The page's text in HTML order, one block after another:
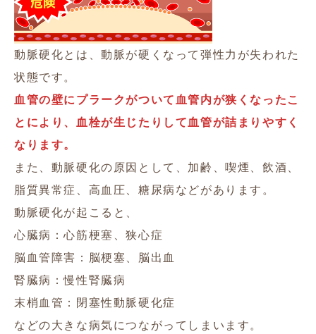
動脈硬化とは、動脈が硬くなって弾性力が失われた
状態です。
血管の壁にプラークがついて血管内が狭くなったこ
とにより、血栓が生じたりして血管が詰まりやすく
なります。
また、動脈硬化の原因として、加齢、喫煙、飲酒、
脂質異常症、高血圧、糖尿病などがあります。
動脈硬化が起こると、
心臓病：心筋梗塞、狭心症
脳血管障害：脳梗塞、脳出血
腎臓病：慢性腎臓病
末梢血管：閉塞性動脈硬化症
などの大きな病気につながってしまいます。